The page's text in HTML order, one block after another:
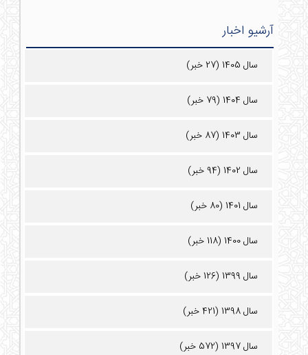
آرشیو اخبار
سال 1405 (27 خبر)
سال 1404 (79 خبر)
سال 1403 (87 خبر)
سال 1402 (94 خبر)
سال 1401 (80 خبر)
سال 1400 (118 خبر)
سال 1399 (126 خبر)
سال 1398 (421 خبر)
سال 1397 (572 خبر)